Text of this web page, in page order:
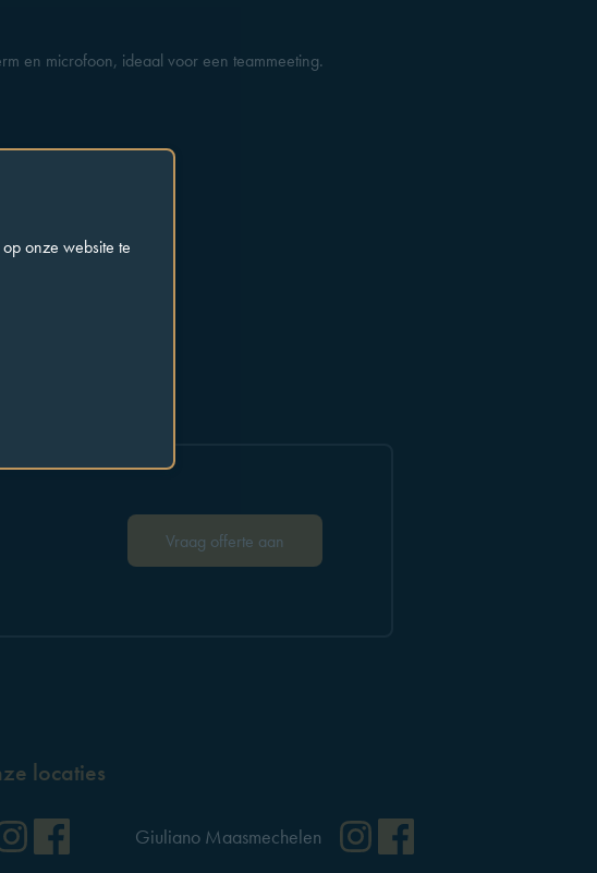
en microfoon, ideaal voor een teammeeting.
Vraag offerte aan
locaties
Instagram
FacebookGiuliano Maasmechelen Instagram
Facebook
onze website te